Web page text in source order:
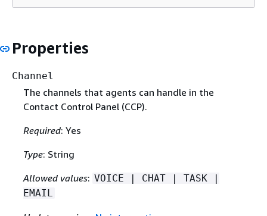
Properties
Channel
The channels that agents can handle in the
Contact Control Panel (CCP).
Required: Yes
Type: String
Allowed values: VOICE | CHAT | TASK |
EMAIL